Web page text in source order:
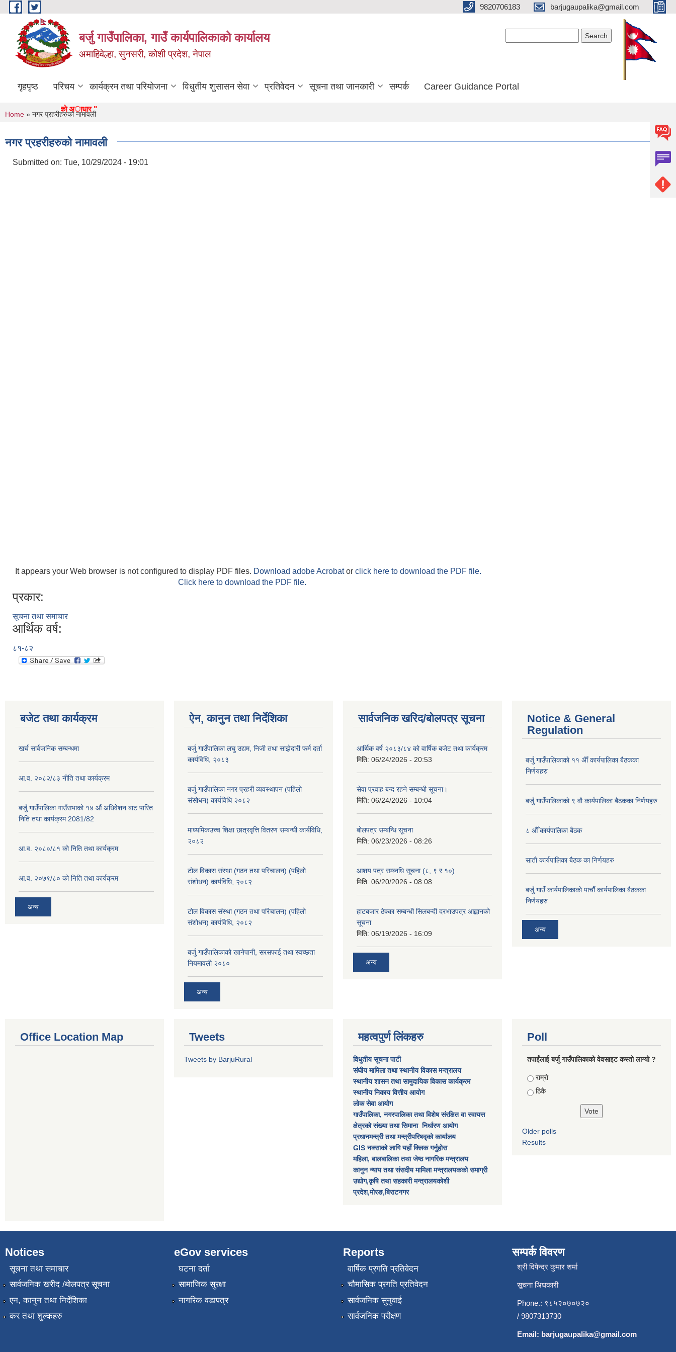
Skip to main content 9820706183 barjugaupalika@gmail.com
बर्जु गाउँपालिका, गाउँ कार्यपालिकाको कार्यालय
अमाहिवेल्हा, सुनसरी, कोशी प्रदेश, नेपाल
गृहपृष्ठ परिचय कार्यक्रम तथा परियोजना विधुतीय शुसासन सेवा प्रतिवेदन सूचना तथा जानकारी सम्पर्क Career Guidance Portal
समृद्ध बर्जुकाे अाधार "
You are here
Home » नगर प्रहरीहरुको नामावली
नगर प्रहरीहरुको नामावली
Submitted on: Tue, 10/29/2024 - 19:01
It appears your Web browser is not configured to display PDF files. Download adobe Acrobator click here to download the PDF file.
Click here to download the PDF file.
प्रकार:
सूचना तथा समाचार
आर्थिक वर्ष:
८१-८२
बजेट तथा कार्यक्रम
खर्च सार्वजनिक सम्बन्धमा
आ.व. २०८२/८३ नीति तथा कार्यक्रम
बर्जु गाउँपालिका गाउँसभाको १४ औं अधिवेशन बाट पारित
निति तथा कार्यक्रम 2081/82
आ.व. २०८०/८१ को निति तथा कार्यक्रम
आ.व. २०७९/८० को निति तथा कार्यक्रम
अन्य
ऐन, कानुन तथा निर्देशिका
बर्जु गाउँपालिका लघु उद्यम, निजी तथा साझेदारी फर्म दर्ता
कार्यविधि, २०८३
बर्जु गाउँपालिका नगर प्रहरी व्यवस्थापन (पहिलो
संसोधन) कार्यविधि २०८२
माध्यमिकउच्च शिक्षा छात्रवृत्ति वितरण सम्बन्धी कार्यविधि,
२०८२
टोल विकास संस्था (गठन तथा परिचालन) (पहिलो
संशोधन) कार्यविधि, २०८२
टोल विकास संस्था (गठन तथा परिचालन) (पहिलो
संशोधन) कार्यविधि, २०८२
बर्जु गाउँपालिकाको खानेपानी, सरसफाई तथा स्वच्छता
नियमावली २०८०
अन्य
सार्वजनिक खरिद/बोलपत्र सूचना
आर्थिक वर्ष २०८३/८४ को वार्षिक बजेट तथा कार्यक्रम
मिति: 06/24/2026 - 20:53
सेवा प्रवाह बन्द रहने सम्बन्धी सूचना।
मिति: 06/24/2026 - 10:04
बोलपत्र सम्बन्धि सूचना
मिति: 06/23/2026 - 08:26
आशय पत्र सम्ब्नधि सूचना (८, ९ र १०)
मिति: 06/20/2026 - 08:08
हाटबजार ठेक्का सम्बन्धी सिलबन्दी दरभाउपत्र आह्वानको
सूचना
मिति: 06/19/2026 - 16:09
अन्य
Notice & General
Regulation
बर्जु गाउँपालिकाकाे ११ अैाँ कार्यपालिका बैठकका
निर्णयहरु
बर्जु गाउँपालिकाकाे ९ वाै‌ कार्यपालिका बैठकका निर्णयहरु
८ औँ कार्यपालिका बैठक
साताै‌ कार्यपालिका बैठक का निर्णयहरु
बर्जु गाउँ कार्यपालिकाकाे पाचाै‌ँ कार्यपालिका बैठकका
निर्णयहरु
अन्य
Office Location Map Tweets
Tweets by BarjuRural
महत्वपुर्ण लिंकहरु
विधुतीय सूचना पाटी
संघीय मामिला तथा स्थानीय विकास मन्त्रालय
स्थानीय शासन तथा सामुदायिक विकास कार्यक्रम
स्थानीय निकाय वित्तीय आयोग
लोक सेवा आयोग
गाउँपालिका, नगरपालिका तथा विशेष स‌ंरक्षित वा स्वायत्त
क्षेत्रकाे स‌ंख्या तथा सिमाना निर्धारण आयाेग
प्रधानमन्त्री तथा मन्त्रीपरिषद्को कार्यालय
GIS नक्साको लागि यहाँ क्लिक गर्नुहोस
महिला, बालबालिका तथा जेष्ठ नागरिक मन्त्रालय
कानुन न्याय तथा संसदीय मामिला मन्त्रालयकको समाग्री
उद्योग,कृषि तथा सहकारी मन्त्रालयकोशी
प्रदेश,मोरङ,बिराटनगर
Poll
तपाईंलाई बर्जु गाउँपालिकाको वेवसाइट कस्तो लाग्यो ?
Choices
राम्राे
ठिकै
Older polls
Results
Notices
सूचना तथा समाचार
सार्वजनिक खरीद /बोलपत्र सूचना
एन, कानुन तथा निर्देशिका
कर तथा शुल्कहरु
eGov services
घटना दर्ता
सामाजिक सुरक्षा
नागरिक वडापत्र
Reports
वार्षिक प्रगति प्रतिवेदन
चौमासिक प्रगति प्रतिवेदन
सार्वजनिक सुनुवाई
सार्वजनिक परीक्षण
सम्पर्क विवरण
श्री दिपेन्द्र कुमार शर्मा
सूचना अिधकारी
Phone.: ९८५२०७०७२०
/ 9807313730
Email: barjugaupalika@gmail.com